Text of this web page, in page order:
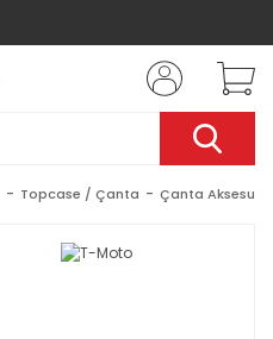
Topcase / Çanta Çanta Aksesuar